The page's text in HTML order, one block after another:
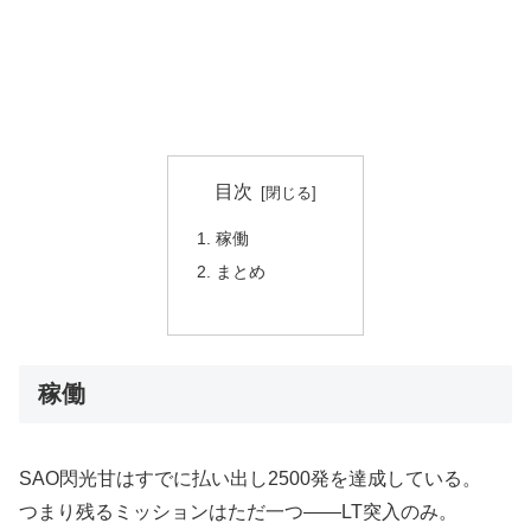
目次
稼働
まとめ
稼働
SAO閃光甘はすでに払い出し2500発を達成している。
つまり残るミッションはただ一つ――LT突入のみ。